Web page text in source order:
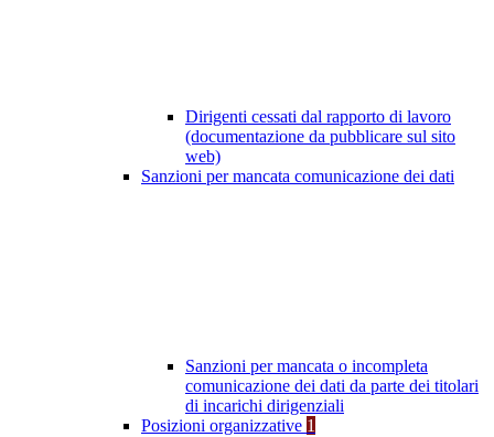
Dirigenti cessati dal rapporto di lavoro
(documentazione da pubblicare sul sito
web)
Sanzioni per mancata comunicazione dei dati
Sanzioni per mancata o incompleta
comunicazione dei dati da parte dei titolari
di incarichi dirigenziali
Posizioni organizzative 1